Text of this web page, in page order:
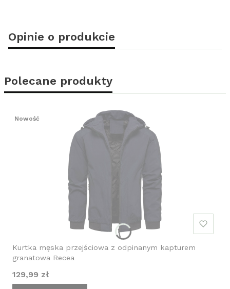
Opinie o produkcie
Polecane produkty
Nowość
Kurtka męska przejściowa z odpinanym kapturem
granatowa Recea
Cena
129,99 zł